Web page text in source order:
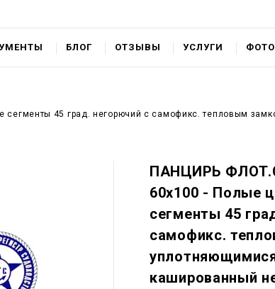
БЛОГ ОТЗЫВЫ УСЛУГИ
45 град. негорючий c самофикс. тепловым
ПАНЦИРЬ
60x100 - Полые
сегменты 45
самофикс.
кашированный